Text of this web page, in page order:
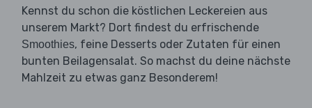
Kennst du schon die köstlichen Leckereien aus
unserem Markt? Dort findest du erfrischende
Smoothies, feine Desserts oder Zutaten für einen
bunten Beilagensalat. So machst du deine nächste
Mahlzeit zu etwas ganz Besonderem!